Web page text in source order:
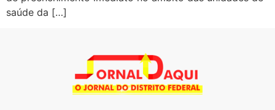
saúde da […]